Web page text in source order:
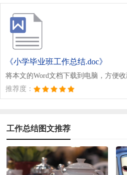
《小学毕业班工作总结.doc》
将本文的Word文档下载到电脑，方便
推荐度：
工作总结图文推荐